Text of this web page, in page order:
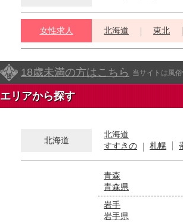
女性求人 北海道 東北
18歳未満の方はこちら 当サイトは風
エリアから探す
北海道
北海道
すすきの
札幌
青森
青森県
岩手
岩手県